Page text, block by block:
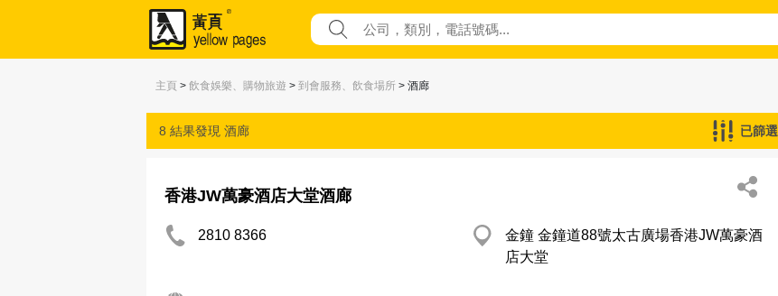
主頁 > 飲食娛樂、購物旅遊 > 到會服務、飲食場所 > 酒廊
8 結果發現 酒廊 已篩選
香港JW萬豪酒店大堂酒廊
2810 8366
金鐘 金鐘道88號太古廣場香港JW萬豪酒
店大堂